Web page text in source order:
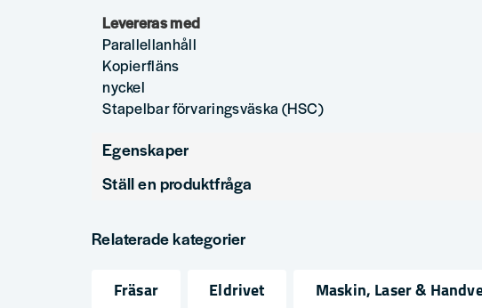
Levereras med
Parallellanhåll
Kopierfläns
nyckel
Stapelbar förvaringsväska (HSC)
Egenskaper
Produkttyp
Ställ en produktfråga
Fråga oss något om denna produkten...
Relaterade kategorier
Fräsar Eldrivet Maskin, Laser &